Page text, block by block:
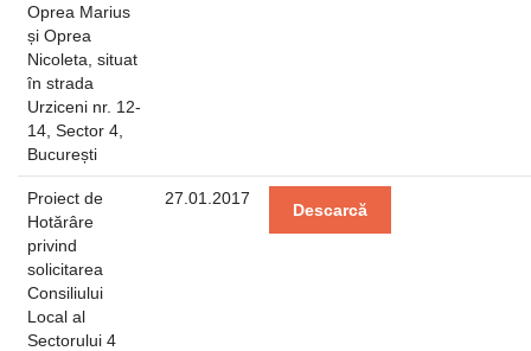
Oprea Marius
și Oprea
Nicoleta, situat
în strada
Urziceni nr. 12-
14, Sector 4,
București
Proiect de
Hotărâre
privind
solicitarea
Consiliului
Local al
Sectorului 4
27.01.2017
Descarcă